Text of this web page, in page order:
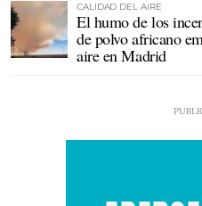
CALIDAD DEL AIRE
El humo de los
de polvo africano
aire en Madrid